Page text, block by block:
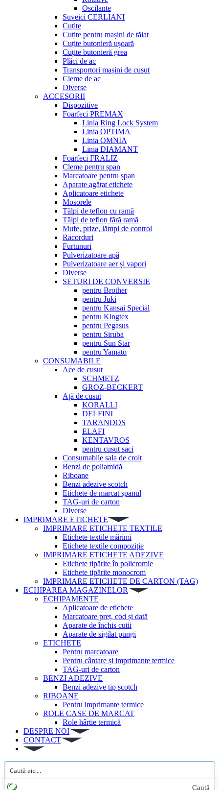
Oscilante
Suveici CERLIANI
Cuțite
Cuțite pentru mașini de tăiat
Cuțite butonieră ușoară
Cuțite butonieră grea
Plăci de ac
Transportori mașini de cusut
Cleme de ac
Diverse
ACCESORII
Dispozitive
Foarfeci PREMAX
Linia Ring Lock System
Linia OPTIMA
Linia OMNIA
Linia DIAMANT
Foarfeci FRALIZ
Cleme pentru șpan
Marcatoare pentru șpan
Aparate agățat etichete
Aplicatoare etichete
Mosorele
Tălpi de teflon cu ramă
Tălpi de teflon fără ramă
Mufe, prize, lămpi de control
Racorduri
Furtunuri
Pulverizatoare apă
Pulverizatoare aer și vapori
Diverse
SETURI DE CONVERSIE
pentru Brother
pentru Juki
pentru Kansai Special
pentru Kingtex
pentru Pegasus
pentru Siruba
pentru Sun Star
pentru Yamato
CONSUMABILE
Ace de cusut
SCHMETZ
GROZ-BECKERT
Ață de cusut
KORALLI
DELFINI
TARANDOS
ELAFI
KENTAVROS
pentru cusut saci
Consumabile sala de croit
Benzi de poliamidă
Riboane
Benzi adezive scotch
Etichete de marcat șpanul
TAG-uri de carton
Diverse
IMPRIMARE ETICHETE
IMPRIMARE ETICHETE TEXTILE
Etichete textile mărimi
Etichete textile compoziție
IMPRIMARE ETICHETE ADEZIVE
Etichete tipărite în policromie
Etichete tipărite monocrom
IMPRIMARE ETICHETE DE CARTON (TAG)
ECHIPAREA MAGAZINELOR
ECHIPAMENTE
Aplicatoare de etichete
Marcatoare preț, cod și dată
Aparate de închis cutii
Aparate de sigilat pungi
ETICHETE
Pentru marcatoare
Pentru cântare și imprimante termice
TAG-uri de carton
BENZI ADEZIVE
Benzi adezive tip scotch
RIBOANE
Pentru imprimante termice
ROLE CASE DE MARCAT
Role hârtie termică
DESPRE NOI
CONTACT
Caută